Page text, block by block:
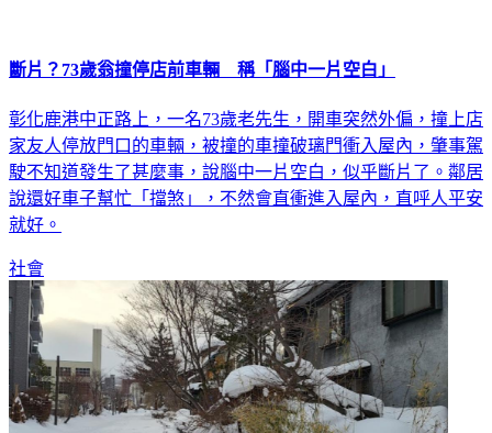
斷片？73歲翁撞停店前車輛 稱「腦中一片空白」
彰化鹿港中正路上，一名73歲老先生，開車突然外偏，撞上店
家友人停放門口的車輛，被撞的車撞破璃門衝入屋內，肇事駕
駛不知道發生了甚麼事，說腦中一片空白，似乎斷片了。鄰居
說還好車子幫忙「擋煞」，不然會直衝進入屋內，直呼人平安
就好。
社會